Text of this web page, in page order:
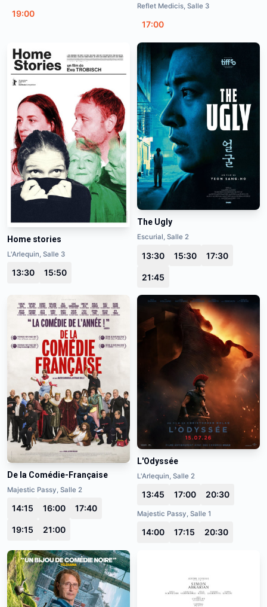
19:00
Reflet Medicis, Salle 3
17:00
Home stories
L'Arlequin, Salle 3
13:30 15:50
The Ugly
Escurial, Salle 2
13:30 15:30 17:30
21:45
De la Comédie-Française
Majestic Passy, Salle 2
14:15 16:00 17:40
19:15 21:00
L'Odyssée
L'Arlequin, Salle 2
13:45 17:00 20:30
Majestic Passy, Salle 1
14:00 17:15 20:30